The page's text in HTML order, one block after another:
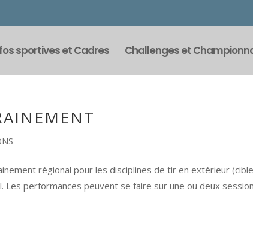
sportives et Cadres Challenges et
régional pour les disciplines de tir en extérieur
Les performances peuvent se faire sur une ou deux